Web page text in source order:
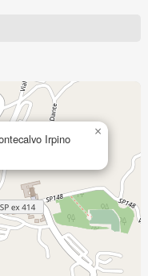
Irpino
×